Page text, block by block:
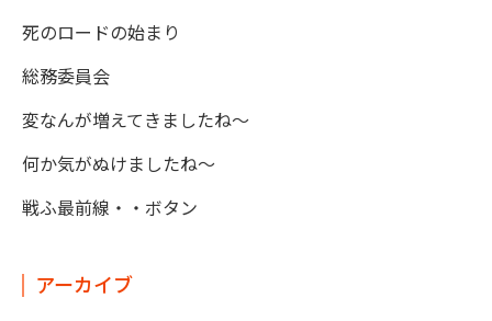
死のロードの始まり
総務委員会
変なんが増えてきましたね～
何か気がぬけましたね～
戦ふ最前線・・ボタン
アーカイブ